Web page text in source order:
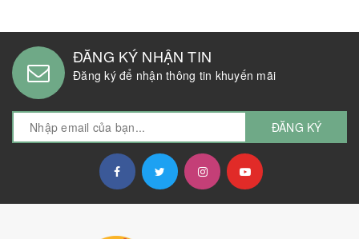
ĐĂNG KÝ NHẬN TIN
Đăng ký để nhận thông tin khuyến mãi
ĐĂNG KÝ